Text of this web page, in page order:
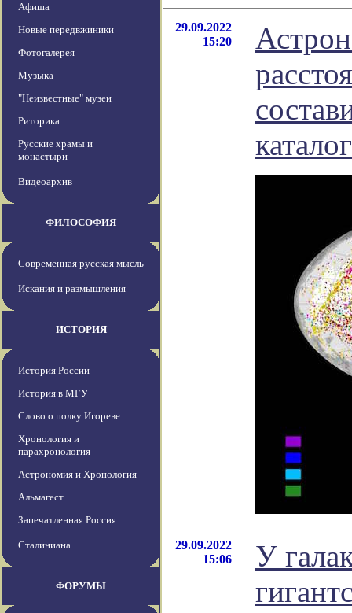
Афиша
Новые передвжиники
Фотогалерея
Музыка
"Неизвестные" музеи
Риторика
Русские храмы и
монастыри
Видеоархив
ФИЛОСОФИЯ
Современная русская мысль
Искания и размышления
ИСТОРИЯ
История России
История в МГУ
Слово о полку Игореве
Хронология и
парахронология
Астрономия и Хронология
Альмагест
Запечатленная Россия
Сталиниана
ФОРУМЫ
29.09.2022
15:20
каталог
29.09.2022
15:06
У